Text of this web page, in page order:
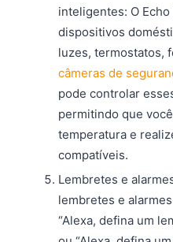
inteligentes: O
dispositivos
luzes, termostatos,
câmeras de
pode controlar
permitindo que
temperatura e
compatíveis.
Lembretes e
lembretes e
“Alexa, defina um